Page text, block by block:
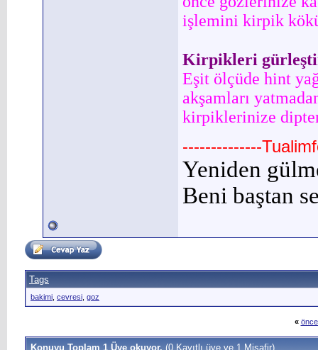
işlemini kirpik
Kirpikleri
Eşit ölçüde hint
akşamları
kirpiklerinize
--------------
Yeniden
Beni baştan
Tags
bakimi cevresi goz
«
Konuyu Toplam 1 Üye okuyor. (0 Kayıtlı üye ve 1 Misafir)